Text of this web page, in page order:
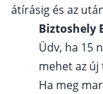
átírásig és az
Biztoshely
Üdv, ha 15
mehet az
Ha meg